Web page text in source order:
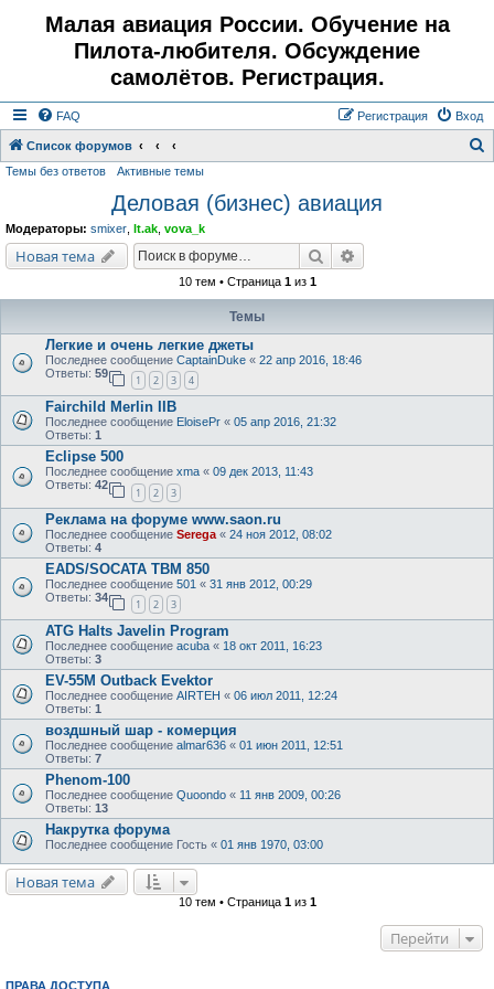
Малая авиация России. Обучение на
Пилота-любителя. Обсуждение
самолётов. Регистрация.
FAQ Вход
Регистрация
Список форумов
Темы без ответов Активные темы
Деловая (бизнес) авиация
Модераторы: smixer lt.ak vova_k
Новая тема Поиск
10 тем • Страница 1из 1
Темы
Легкие и очень легкие джеты
Последнее сообщение CaptainDuke « 22 апр 2016, 18:46
Ответы: 59
1 2 3 4
Fairchild Merlin IIB
Последнее сообщение EloisePr « 05 апр 2016, 21:32
Ответы: 1
Eclipse 500
Последнее сообщение xma « 09 дек 2013, 11:43
Ответы: 42
1 2 3
Реклама на форуме www.saon.ru
Последнее сообщение Serega « 24 ноя 2012, 08:02
Ответы: 4
EADS/SOCATA TBM 850
Последнее сообщение 501 « 31 янв 2012, 00:29
Ответы: 34
1 2 3
ATG Halts Javelin Program
Последнее сообщение acuba « 18 окт 2011, 16:23
Ответы: 3
EV-55M Outback Evektor
Последнее сообщение AIRTEH « 06 июл 2011, 12:24
Ответы: 1
воздшный шар - комерция
Последнее сообщение almar636 « 01 июн 2011, 12:51
Ответы: 7
Phenom-100
Последнее сообщение Quoondo « 11 янв 2009, 00:26
Ответы: 13
Накрутка форума
Последнее сообщение Гость « 01 янв 1970, 03:00
Новая тема
10 тем • Страница 1из 1
Перейти
ПРАВА ДОСТУПА